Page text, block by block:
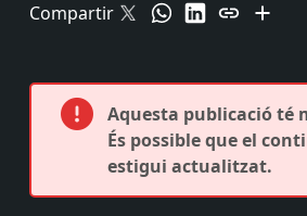
Compartir
Aquesta publicació té
És possible que el
estigui actualitzat.